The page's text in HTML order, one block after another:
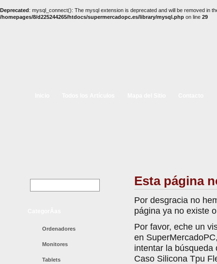
Deprecated: mysql_connect(): The mysql extension is deprecated and will be removed in
/homepages/8/d225244265/htdocs/supermercadopc.es/library/mysql.php on line 29
Ordenadores
Monitores
Tablets
Esta página
Por desgracia no
página ya no existe
Por favor, eche un
en
intentar la búsqueda
Caso Silicona Tpu